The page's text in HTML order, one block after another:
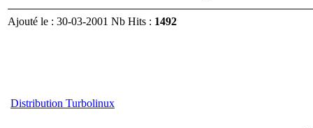
Ajouté le : 30-03-2001 Nb Hits : 1492
Distribution Turbolinux